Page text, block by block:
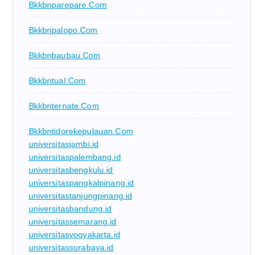
Bkkbnparepare.com
Bkkbnpalopo.com
Bkkbnbaubau.com
Bkkbntual.com
Bkkbnternate.com
Bkkbntidorekepulauan.com
universitasjambi.id
universitaspalembang.id
universitasbengkulu.id
universitaspangkalpinang.id
universitastanjungpinang.id
universitasbandung.id
universitassemarang.id
universitasyogyakarta.id
universitassurabaya.id